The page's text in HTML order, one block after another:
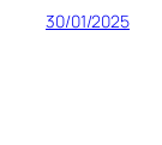
30/01/2025